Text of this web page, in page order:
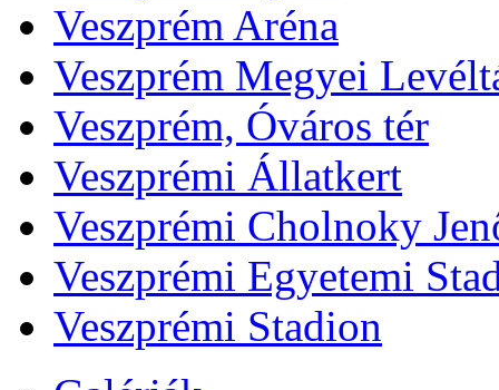
Veszprém Aréna
Veszprém Megyei
Veszprém, Óváros tér
Veszprémi Állatkert
Veszprémi Cholnoky
Veszprémi Egyetemi
Veszprémi Stadion